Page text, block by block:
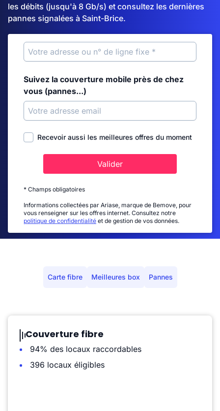
les débits (jusqu'à 8 Gb/s) et consultez les dernières
pannes signalées à Saint-Brice.
Suivez la couverture mobile près de chez
vous (pannes...)
Recevoir aussi les meilleures offres du moment
Valider
* Champs obligatoires
Informations collectées par Ariase, marque de Bemove, pour
vous renseigner sur les offres internet. Consultez notre
politique de confidentialité et de gestion de vos données.
Carte fibre Meilleures box Pannes
Couverture fibre
94% des locaux raccordables
396 locaux éligibles